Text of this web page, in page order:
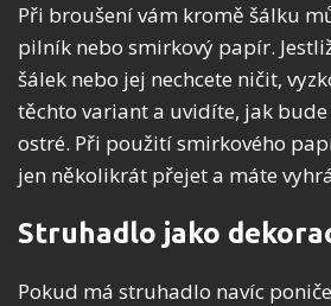
Při broušení vám kromě šálku
pilník nebo smirkový papír.
šálek nebo jej nechcete ničit,
těchto variant a uvidíte, jak
ostré. Při použití smirkového
jen několikrát přejet a máte
Struhadlo jako
Pokud má struhadlo navíc